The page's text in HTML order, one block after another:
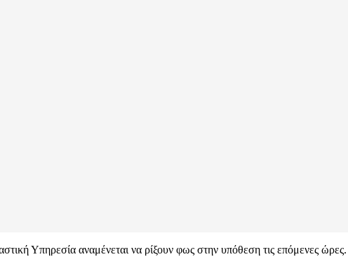
Υπηρεσία αναμένεται να ρίξουν φως στην υπόθεση τις επόμενες ώρες.